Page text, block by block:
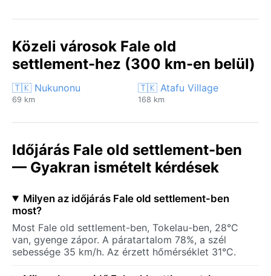
Közeli városok Fale old
settlement-hez (300 km-en belül)
🇹🇰 Nukunonu
69 km
🇹🇰 Atafu Village
168 km
Időjárás Fale old settlement-ben
— Gyakran ismételt kérdések
Milyen az időjárás Fale old settlement-ben
most?
Most Fale old settlement-ben, Tokelau-ben, 28°C
van, gyenge zápor. A páratartalom 78%, a szél
sebessége 35 km/h. Az érzett hőmérséklet 31°C.